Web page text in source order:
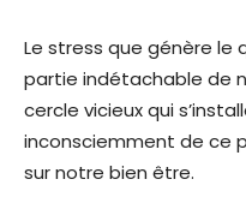
Le stress que génère
partie indétachable de
cercle vicieux qui
inconsciemment de ce
sur notre bien être.